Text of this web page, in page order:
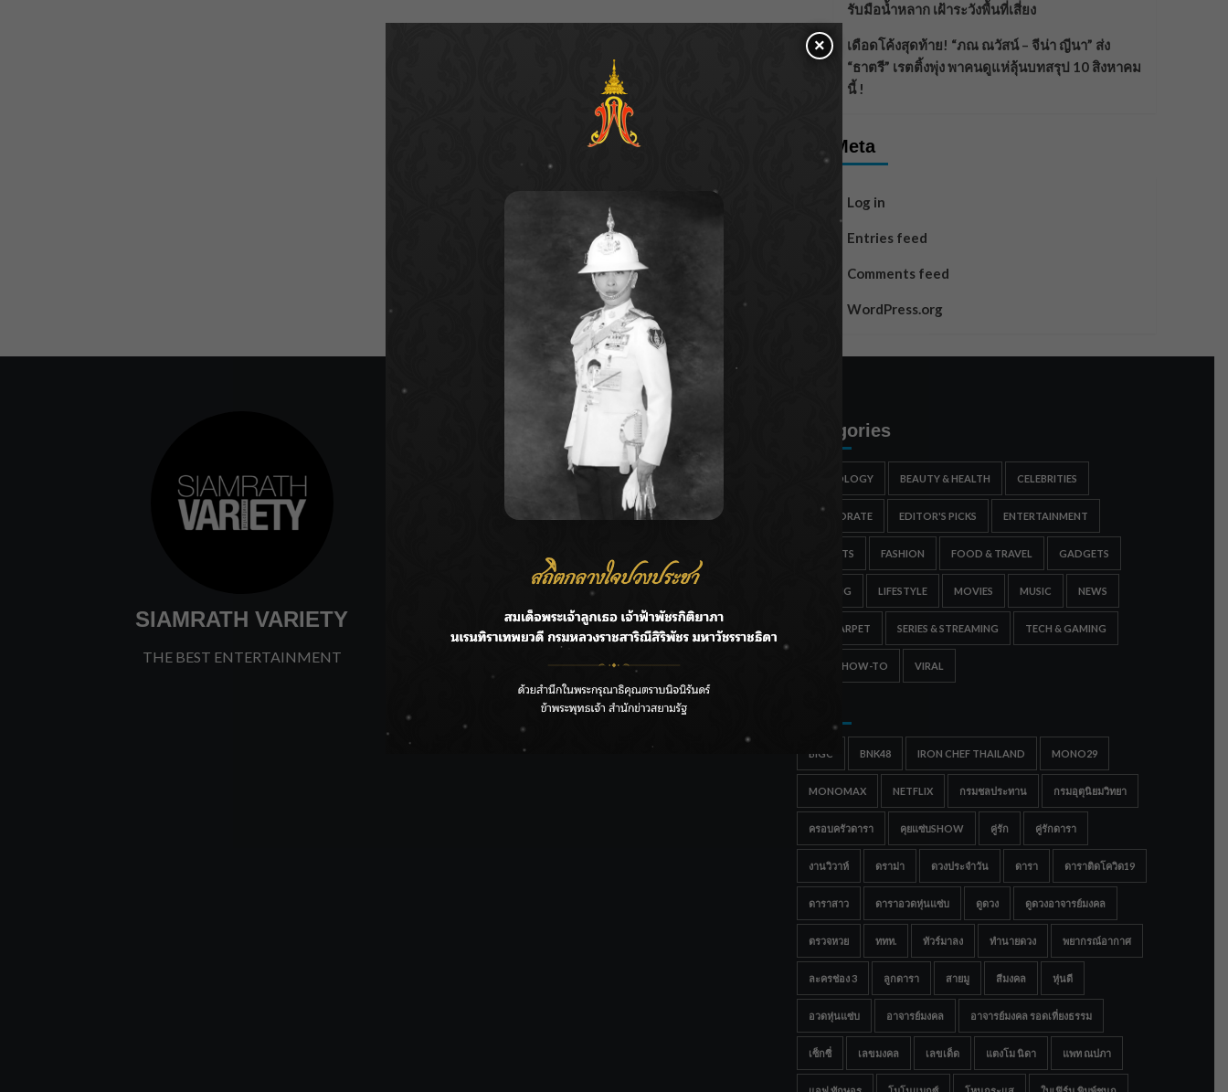
รับมือน้ำหลาก เฝ้าระวังพื้นที่เสี่ยง
เดือดโค้งสุดท้าย! “ภณ ณวัสน์ – จีน่า ญีนา” ส่ง
“ธาตรี” เรตติ้งพุ่ง พาคนดูแห่ลุ้นบทสรุป 10 สิงหาคม
นี้ !
Meta
Log in
Entries feed
Comments feed
WordPress.org
SIAMRATH VARIETY
THE BEST ENTERTAINMENT
กรมชลฯ รับฟังประชาชน ติดตามแก้ปัญหาโครงการประตู
ลาโลกนี้ ให้ใส่บาตรสิ่งนั้นไว้ตอนยังมีชีวิต”
ราชเลขานุการในพระองค์ฯ ติดตามโครงการหุบกะพง–ห้วย
ทรายใต้ เสริมความมั่นคงน้ำเพชรบุรี
ตรอง “G.O.A.T”
กรมชลฯ เกาะติดฝนทั่วประเทศ เตรียมเครื่องจักรรับมือน้ำ
Categories
ASTROLOGY BEAUTY & HEALTH CELEBRITIES
CORPORATE EDITOR'S PICKS ENTERTAINMENT
ESPORTS FASHION FOOD & TRAVEL GADGETS
GAMING LIFESTYLE MOVIES MUSIC NEWS
RED CARPET SERIES & STREAMING TECH & GAMING
TIPS & HOW-TO VIRAL
BIGC BNK48 IRON CHEF THAILAND MONO29
MONOMAX NETFLIX กรมชลประทาน กรมอุตุนิยมวิทยา
ครอบครัวดารา คุยแซ่บSHOW คู่รัก คู่รักดารา
งานวิวาห์ ดราม่า ดวงประจำวัน ดารา ดาราติดโควิด19
ดาราสาว ดาราอวดหุ่นแซ่บ ดูดวง ดูดวงอาจารย์มงคล
ตรวจหวย ททท. ทัวร์มาลง ทำนายดวง พยากรณ์อากาศ
ละครช่อง 3 ลูกดารา สายมู สีมงคล หุ่นดี
อวดหุ่นแซ่บ อาจารย์มงคล อาจารย์มงคล รอดเที่ยงธรรม
เซ็กซี่ เลขมงคล เลขเด็ด แตงโม นิดา แพท ณปภา
×